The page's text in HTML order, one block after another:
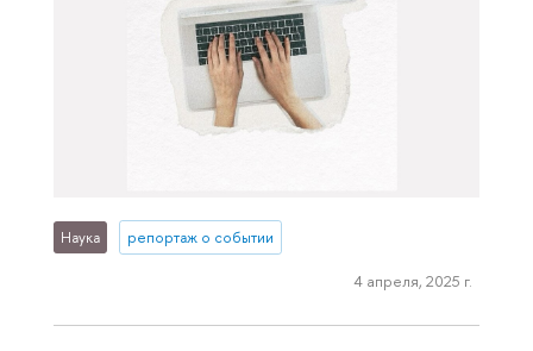
Наука репортаж о событии
4 апреля, 2025 г.